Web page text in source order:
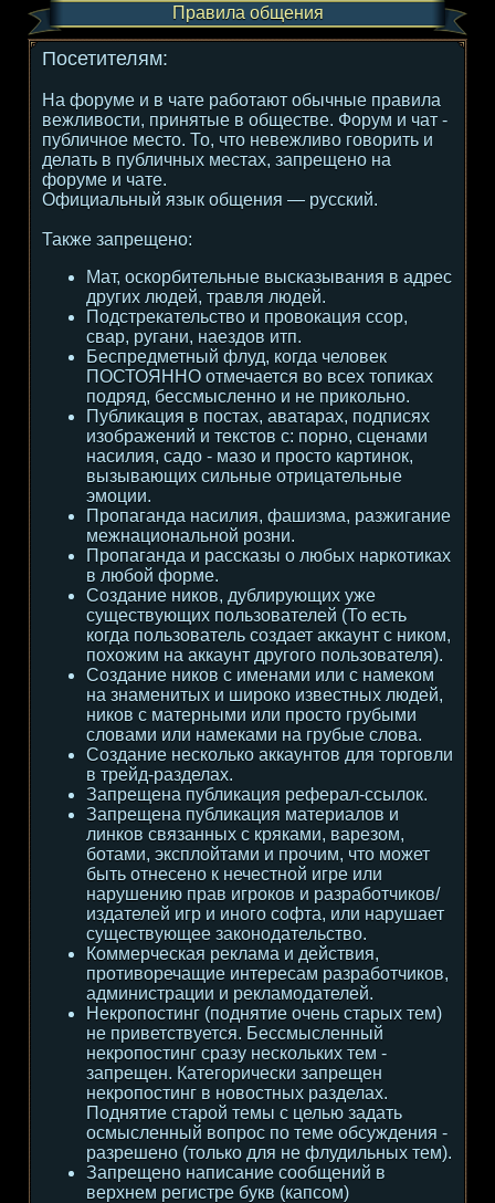
Правила общения
Посетителям:
На форуме и в чате работают обычные правила
вежливости, принятые в обществе. Форум и чат -
публичное место. То, что невежливо говорить и
делать в публичных местах, запрещено на
форуме и чате.
Официальный язык общения — русский.
Также запрещено:
Мат, оскорбительные высказывания в адрес
других людей, травля людей.
Подстрекательство и провокация ссор,
свар, ругани, наездов итп.
Беспредметный флуд, когда человек
ПОСТОЯННО отмечается во всех топиках
подряд, бессмысленно и не прикольно.
Публикация в постах, аватарах, подписях
изображений и текстов с: порно, сценами
насилия, садо - мазо и просто картинок,
вызывающих сильные отрицательные
эмоции.
Пропаганда насилия, фашизма, разжигание
межнациональной розни.
Пропаганда и рассказы о любых наркотиках
в любой форме.
Создание ников, дублирующих уже
существующих пользователей (То есть
когда пользователь создает аккаунт с ником,
похожим на аккаунт другого пользователя).
Создание ников с именами или с намеком
на знаменитых и широко известных людей,
ников с матерными или просто грубыми
словами или намеками на грубые слова.
Создание несколько аккаунтов для торговли
в трейд-разделах.
Запрещена публикация реферал-ссылок.
Запрещена публикация материалов и
линков связанных с кряками, варезом,
ботами, эксплойтами и прочим, что может
быть отнесено к нечестной игре или
нарушению прав игроков и разработчиков/
издателей игр и иного софта, или нарушает
существующее законодательство.
Коммерческая реклама и действия,
противоречащие интересам разработчиков,
администрации и рекламодателей.
Некропостинг (поднятие очень старых тем)
не приветствуется. Бессмысленный
некропостинг сразу нескольких тем -
запрещен. Категорически запрещен
некропостинг в новостных разделах.
Поднятие старой темы с целью задать
осмысленный вопрос по теме обсуждения -
разрешено (только для не флудильных тем).
Запрещено написание сообщений в
верхнем регистре букв (капсом)